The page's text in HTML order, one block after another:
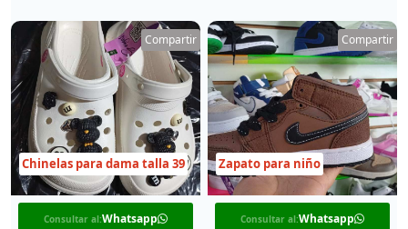
Compartir
Consultar al:Whatsapp
Chinelas para dama talla 39
Compartir
Consultar al:Whatsapp
Zapato para niño